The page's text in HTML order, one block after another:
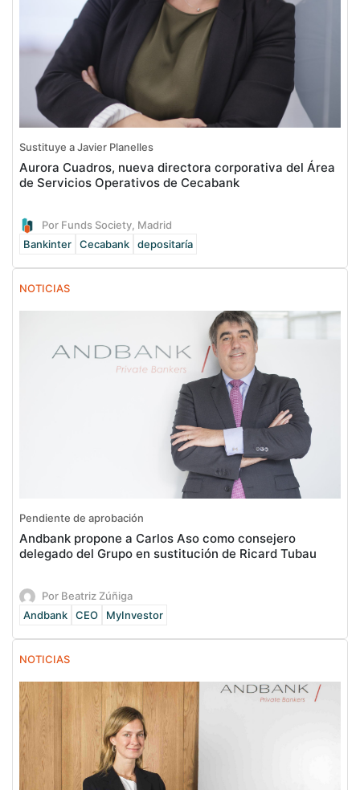
Sustituye a Javier Planelles
Aurora Cuadros, nueva directora corporativa del Área
de Servicios Operativos de Cecabank
Por Funds Society, Madrid
Bankinter
Cecabank depositaría
NOTICIAS
Pendiente de aprobación
Andbank propone a Carlos Aso como consejero
delegado del Grupo en sustitución de Ricard Tubau
Por Beatriz Zúñiga
Andbank
CEO MyInvestor
NOTICIAS